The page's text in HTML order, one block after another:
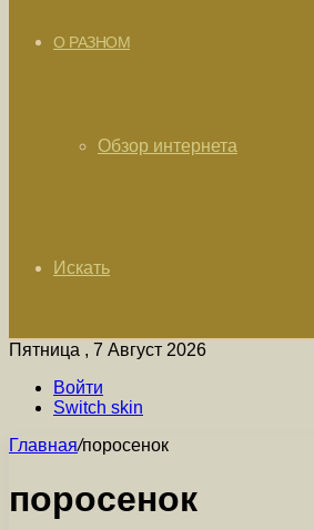
О РАЗНОМ
Обзор интернета
Искать
Пятница , 7 Август 2026
Войти
Switch skin
Главная/поросенок
поросенок